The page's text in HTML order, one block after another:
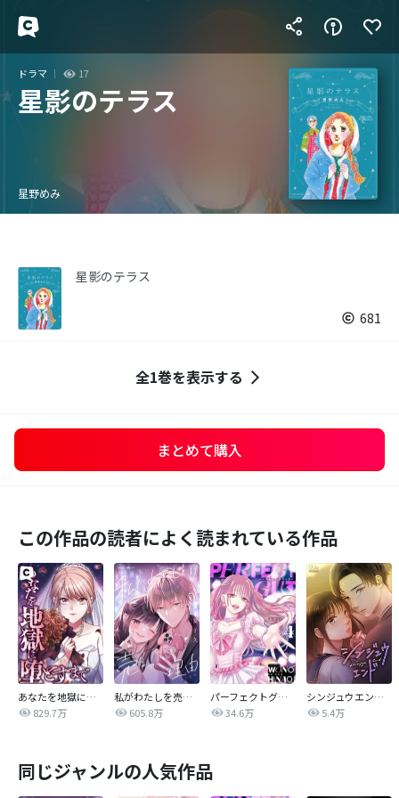
ドラマ 17
星影のテラス
星野めみ
星影のテラス
681
全1巻を表示する
まとめて購入
この作品の読者によく読まれている作品
あなたを地獄に堕とすまで
829.7万
私がわたしを売る理由
605.8万
パーフェクトグリッター
34.6万
シンジュウエンド【タテヨミ】
5.4万
同じジャンルの人気作品